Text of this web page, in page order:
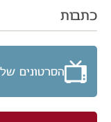
כתבות
הסרטונים